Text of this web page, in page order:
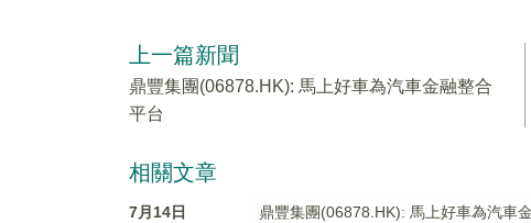
上一篇新聞
鼎豐集團(06878.HK): 馬上好車為汽車金融整合
平台
相關文章
7月14日 鼎豐集團(06878.HK): 馬上好車為汽車